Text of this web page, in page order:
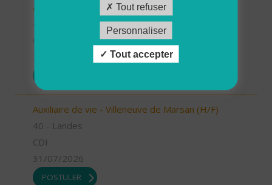
Auxiliaire de vie - Labouheyre (H/F)
Auxiliaire de vie - Villeneuve de Marsan (H/F)
40 - Landes
CDI
31/07/2026
POSTULER
Tout refuser
Personnaliser
Tout accepter